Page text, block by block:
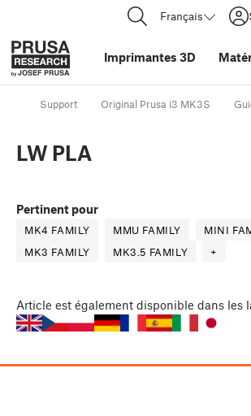
Français
Imprimantes 3D
Support Original Prusa i3 MK3S
LW PLA
Pertinent pour
MK4 FAMILY MMU FAMILY
MINI
MK3 FAMILY
MK3.5 FAMILY +
Article est également disponible dans les